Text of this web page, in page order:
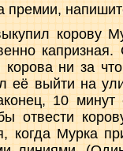
корову
ни за
её выйти на
10 минут
отвести
когда Мурка